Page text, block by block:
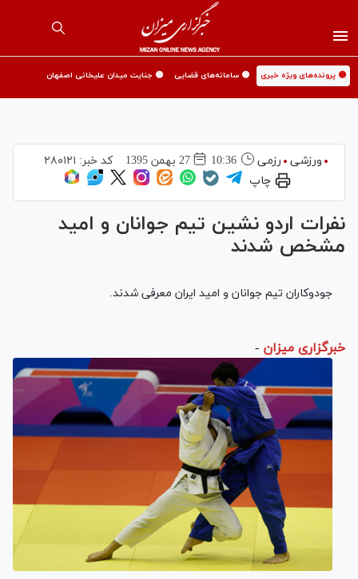
🟡 پرونده‌های ویژه خبری 🟡 سامانه‌های قضایی 🟡 جنایت میدان علیخانی اصفهان
ورزشی رزمی 10:36 27 بهمن 1395 کد خبر: ۲۸۰۱۲۱
چاپ
نفرات اردو نشین تیم جوانان و امید
مشخص شدند
جودوکاران تیم جوانان و امید ایران معرفی شدند.
خبرگزاری میزان -